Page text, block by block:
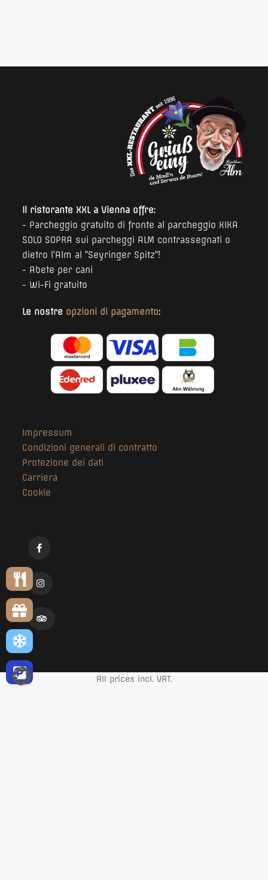
Il ristorante XXL a Vienna offre:
- Parcheggio gratuito di fronte al parcheggio KIKA
SOLO SOPRA sui parcheggi ALM contrassegnati o
dietro l'Alm al "Seyringer Spitz"!
- Abete per cani
- Wi-Fi gratuito
Le nostre opzioni di pagamento:
Impressum
Condizioni generali di contratto
Protezione dei dati
Carriera
Cookie
All prices incl. VAT.